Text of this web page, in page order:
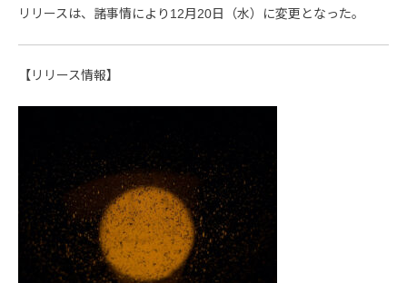
リリースは、諸事情により12月20日（水）に変更となった。
【リリース情報】